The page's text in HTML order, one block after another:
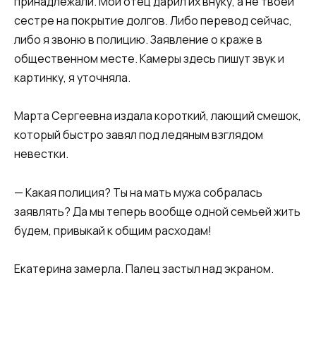
сестре на покрытие долгов. Либо перевод сейчас,
либо я звоню в полицию. Заявление о краже в
общественном месте. Камеры здесь пишут звук и
картинку, я уточняла.
Марта Сергеевна издала короткий, лающий смешок,
который быстро завял под ледяным взглядом
невестки.
— Какая полиция? Ты на мать мужа собралась
заявлять? Да мы теперь вообще одной семьей жить
будем, привыкай к общим расходам!
Екатерина замерла. Палец застыл над экраном.